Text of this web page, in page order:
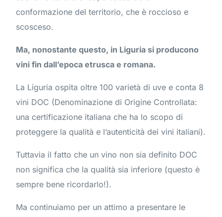
conformazione del territorio, che è roccioso e
scosceso.
Ma, nonostante questo, in Liguria si producono
vini fin dall’epoca etrusca e romana.
La Liguria ospita oltre 100 varietà di uve e conta 8
vini DOC (Denominazione di Origine Controllata:
una certificazione italiana che ha lo scopo di
proteggere la qualità e l’autenticità dei vini italiani).
Tuttavia il fatto che un vino non sia definito DOC
non significa che la qualità sia inferiore (questo è
sempre bene ricordarlo!).
Ma continuiamo per un attimo a presentare le